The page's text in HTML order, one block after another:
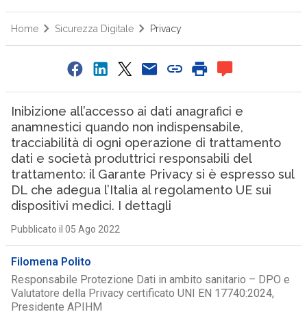
Home Sicurezza Digitale Privacy
Inibizione all’accesso ai dati anagrafici e
anamnestici quando non indispensabile,
tracciabilità di ogni operazione di trattamento
dati e società produttrici responsabili del
trattamento: il Garante Privacy si è espresso sul
DL che adegua l’Italia al regolamento UE sui
dispositivi medici. I dettagli
Pubblicato il 05 Ago 2022
Filomena Polito
Responsabile Protezione Dati in ambito sanitario – DPO e
Valutatore della Privacy certificato UNI EN 17740:2024,
Presidente APIHM